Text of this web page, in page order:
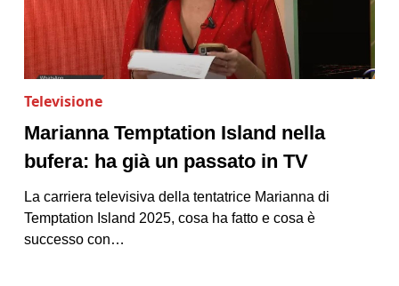
Televisione
Marianna Temptation Island nella
bufera: ha già un passato in TV
La carriera televisiva della tentatrice Marianna di
Temptation Island 2025, cosa ha fatto e cosa è
successo con…